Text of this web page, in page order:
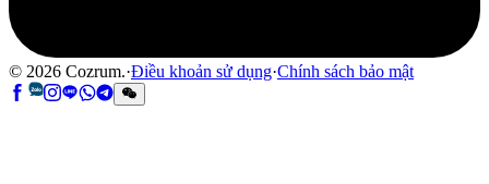
© 2026 Cozrum.·Điều khoản sử dụng·Chính sách bảo mật